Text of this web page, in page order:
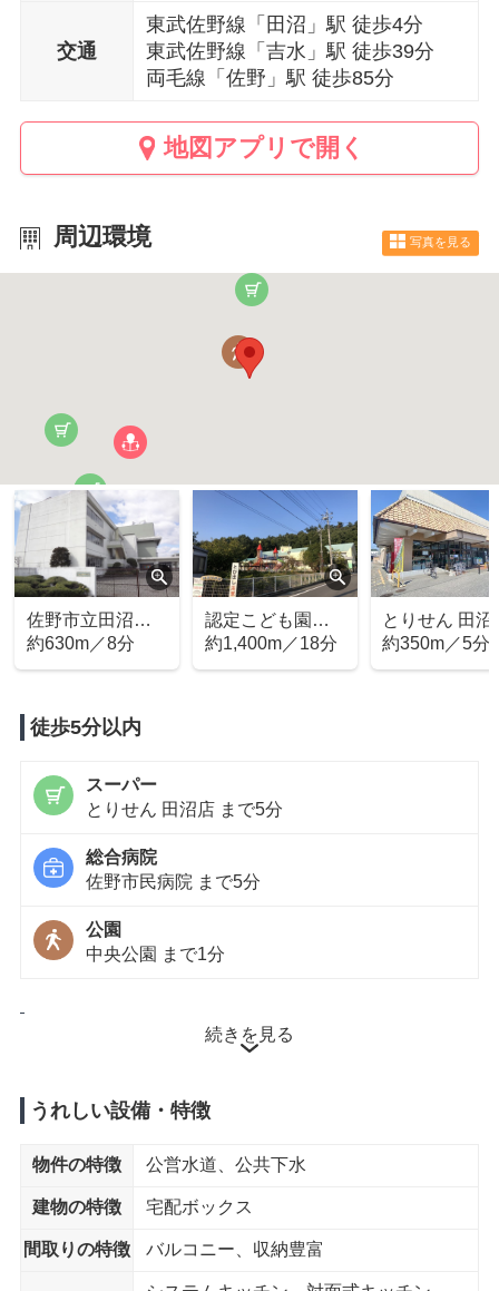
交通
東武佐野線「田沼」駅 徒歩4分
東武佐野線「吉水」駅 徒歩39分
両毛線「佐野」駅 徒歩85分
地図アプリで開く
周辺環境 写真を見る
認定こども園明
星幼稚園
約1,400m／18分
とりせん 田沼店
約350m／5分
ベルク 佐野田
店
約860m／11分
徒歩5分以内
スーパー
とりせん 田沼店 まで5分
総合病院
佐野市民病院 まで5分
公園
中央公園 まで1分
佐野市立田沼小学校 まで8分
中学校
佐野市立田沼東中学校 まで8分
ディスカウントドラッグ コスモス まで9分
続きを見る
うれしい設備・特徴
物件の特徴 公営水道、公共下水
建物の特徴 宅配ボックス
間取りの特徴 バルコニー、収納豊富